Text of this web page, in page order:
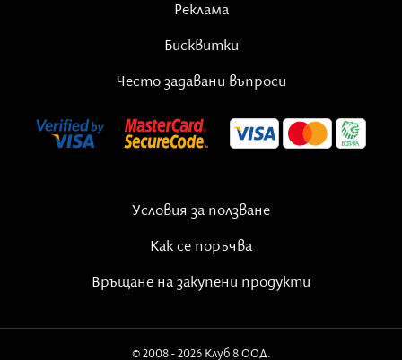
Реклама
Бисквитки
Често задавани въпроси
Условия за ползване
Как се поръчва
Връщане на закупени продукти
© 2008 - 2026 Клуб 8 ООД.